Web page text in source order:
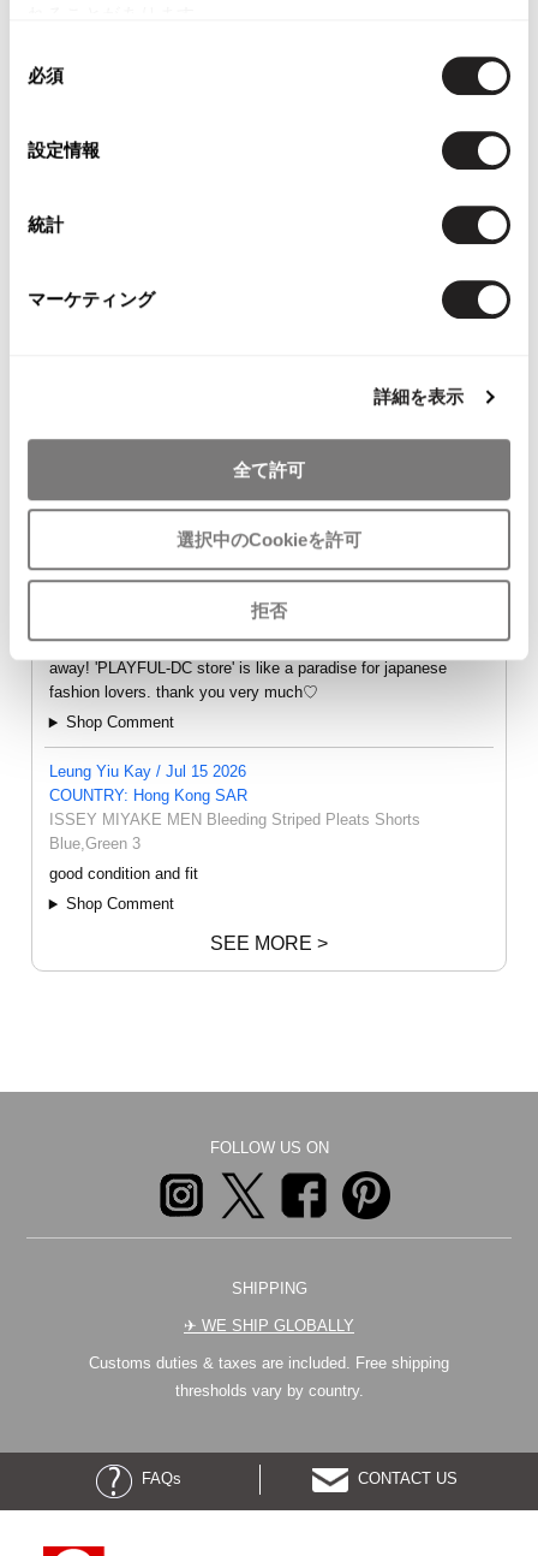
必須
設定情報
統計
マーケティング
詳細を表示
全て許可
選択中のCookieを許可
拒否
Skirt Brown M
$‌100.00
Cardigan
$‌115.00
- FEEDBACK -
oly / Aug 7 2026
Y's Linen Nylon Knit Vest Grey 3
the items are of excellent quality and arrived in australia right
away! 'PLAYFUL-DC store' is like a paradise for japanese
fashion lovers. thank you very much♡
Shop Comment
Leung Yiu Kay / Jul 15 2026
COUNTRY: Hong Kong SAR
ISSEY MIYAKE MEN Bleeding Striped Pleats Shorts
Blue,Green 3
good condition and fit
Shop Comment
SEE MORE >
FOLLOW US ON
SHIPPING
✈︎ WE SHIP GLOBALLY
Customs duties & taxes are included. Free shipping
thresholds vary by country.
FAQs CONTACT US